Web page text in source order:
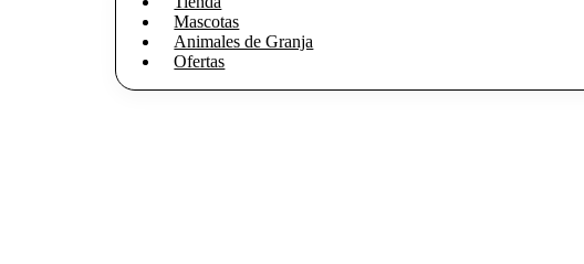
Mascotas
Animales de Granja
Ofertas